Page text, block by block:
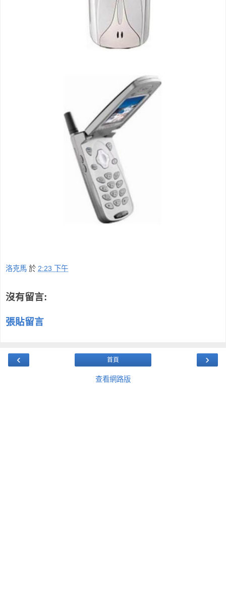
洛克馬 於 2:23 下午
沒有留言:
張貼留言
‹ ›
首頁
查看網路版